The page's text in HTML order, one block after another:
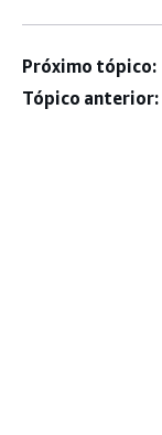
Próximo tópico:
Tópico anterior: